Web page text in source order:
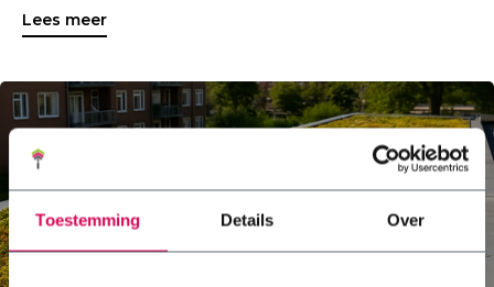
Toestemming Details Over
Lees meer